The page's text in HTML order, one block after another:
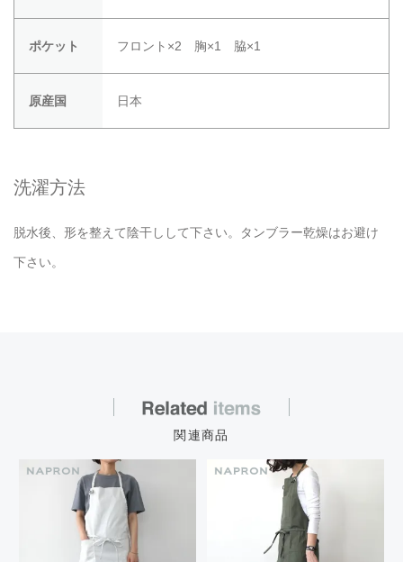
ポケット フロント×2 胸×1 脇×1
原産国 日本
洗濯方法
脱水後、形を整えて陰干しして下さい。タンブラー乾燥はお避け
下さい。
関連商品